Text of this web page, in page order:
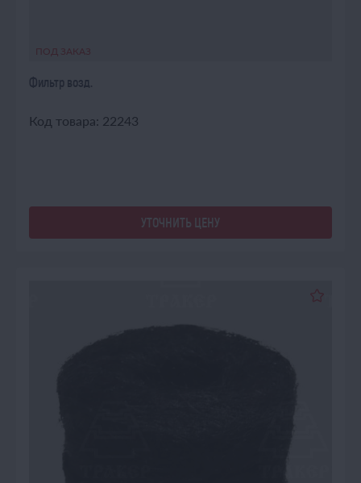
ПОД ЗАКАЗ
Фильтр возд.
Код товара: 22243
УТОЧНИТЬ ЦЕНУ